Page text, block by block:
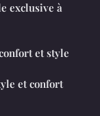
exclusive à
et style
et confort